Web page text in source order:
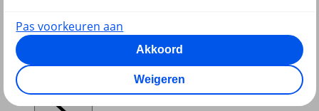
Hypotheek
Pas voorkeuren aan
Akkoord
Weigeren